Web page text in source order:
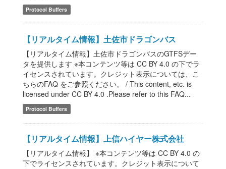
Protocol Buffers
【リアルタイム情報】土佐市ドラゴンバス
【リアルタイム情報】土佐市ドラゴンバスのGTFSデー
タを提供します ※本コンテンツ等は CC BY 4.0 の下でラ
イセンスされています。クレジット表示については、こ
ちらのFAQ をご参照ください。 / This content, etc. is
licensed under CC BY 4.0 .Please refer to this FAQ...
Protocol Buffers
【リアルタイム情報】上信ハイヤー株式会社
【リアルタイム情報】 ※本コンテンツ等は CC BY 4.0 の
下でライセンスされています。クレジット表示について